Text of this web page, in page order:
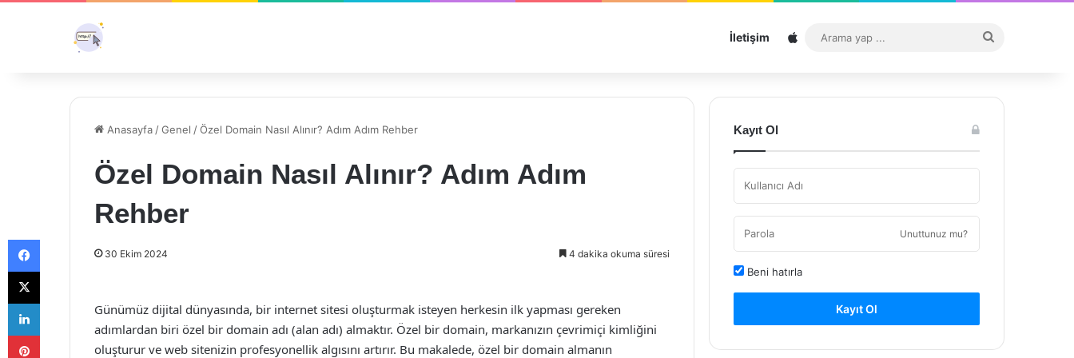
İletişim Sitemap
...
Anasayfa /Genel /Özel Domain Nasıl Alınır? Adım Adım Rehber
Özel Domain Nasıl Alınır? Adım Adım
Rehber
30 Ekim 2024 4 dakika okuma süresi
Günümüz dijital dünyasında, bir internet sitesi oluşturmak isteyen herkesin ilk yapması gereken
adımlardan biri özel bir domain adı (alan adı) almaktır. Özel bir domain, markanızın çevrimiçi kimliğini
oluşturur ve web sitenizin profesyonellik algısını artırır. Bu makalede, özel bir domain almanın
Kayıt Ol
Unuttunuz mu?
Beni hatırla
Kayıt Ol
Facebook
X
LinkedIn
Pinterest